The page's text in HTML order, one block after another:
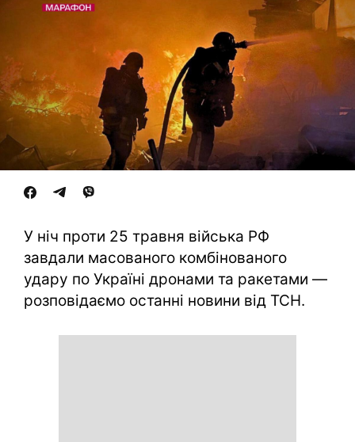
У ніч проти 25 травня війська РФ
завдали масованого комбінованого
удару по Україні дронами та ракетами —
розповідаємо останні новини від ТСН.